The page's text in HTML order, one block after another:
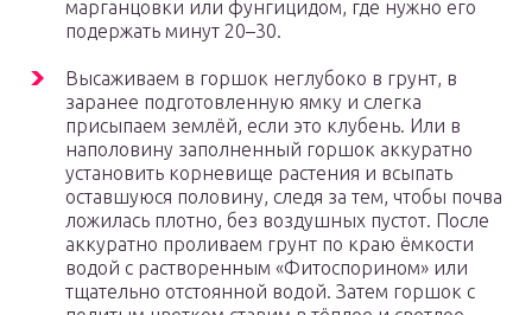
марганцовки или фунгицидом, где нужно его
подержать минут 20–30.
Высаживаем в горшок неглубоко в грунт, в
заранее подготовленную ямку и слегка
присыпаем землёй, если это клубень. Или в
наполовину заполненный горшок аккуратно
установить корневище растения и всыпать
оставшуюся половину, следя за тем, чтобы почва
ложилась плотно, без воздушных пустот. После
аккуратно проливаем грунт по краю ёмкости
водой с растворенным «Фитоспорином» или
тщательно отстоянной водой. Затем горшок с